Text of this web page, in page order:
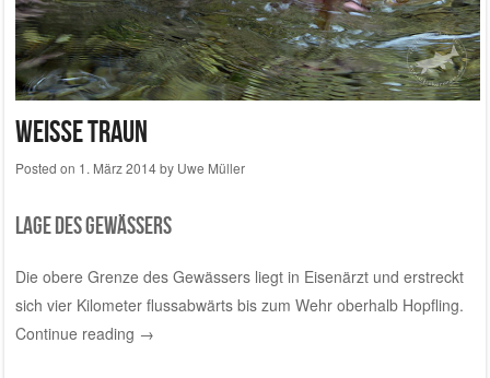
Weiße Traun
Posted on 1. März 2014by Uwe Müller
Lage des Gewässers
Die obere Grenze des Gewässers liegt in Eisenärzt und erstreckt
sich vier Kilometer flussabwärts bis zum Wehr oberhalb Hopfling.
Continue reading →